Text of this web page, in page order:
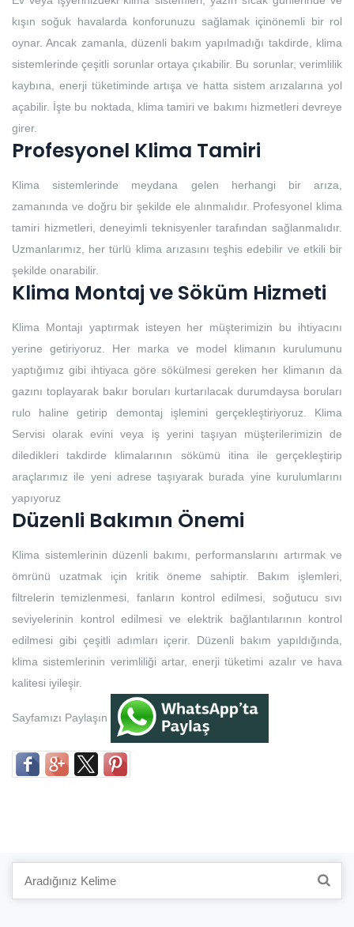
kışın soğuk havalarda konforunuzu sağlamak içinönemli bir rol
oynar. Ancak zamanla, düzenli bakım yapılmadığı takdirde, klima
sistemlerinde çeşitli sorunlar ortaya çıkabilir. Bu sorunlar, verimlilik
kaybına, enerji tüketiminde artışa ve hatta sistem arızalarına yol
açabilir. İşte bu noktada, klima tamiri ve bakımı hizmetleri devreye
girer.
Profesyonel Klima Tamiri
Klima sistemlerinde meydana gelen herhangi bir arıza,
zamanında ve doğru bir şekilde ele alınmalıdır. Profesyonel klima
tamiri hizmetleri, deneyimli teknisyenler tarafından sağlanmalıdır.
Uzmanlarımız, her türlü klima arızasını teşhis edebilir ve etkili bir
şekilde onarabilir.
Klima Montaj ve Söküm Hizmeti
Klima Montajı yaptırmak isteyen her müşterimizin bu ihtiyacını
yerine getiriyoruz. Her marka ve model klimanın kurulumunu
yaptığımız gibi ihtiyaca göre sökülmesi gereken her klimanın da
gazını toplayarak bakır boruları kurtarılacak durumdaysa boruları
rulo haline getirip demontaj işlemini gerçekleştiriyoruz. Klima
Servisi olarak evini veya iş yerini taşıyan müşterilerimizin de
diledikleri takdirde klimalarının sökümü itina ile gerçekleştirip
araçlarımız ile yeni adrese taşıyarak burada yine kurulumlarını
yapıyoruz
Düzenli Bakımın Önemi
Klima sistemlerinin düzenli bakımı, performanslarını artırmak ve
ömrünü uzatmak için kritik öneme sahiptir. Bakım işlemleri,
filtrelerin temizlenmesi, fanların kontrol edilmesi, soğutucu sıvı
seviyelerinin kontrol edilmesi ve elektrik bağlantılarının kontrol
edilmesi gibi çeşitli adımları içerir. Düzenli bakım yapıldığında,
klima sistemlerinin verimliliği artar, enerji tüketimi azalır ve hava
kalitesi iyileşir.
Sayfamızı Paylaşın